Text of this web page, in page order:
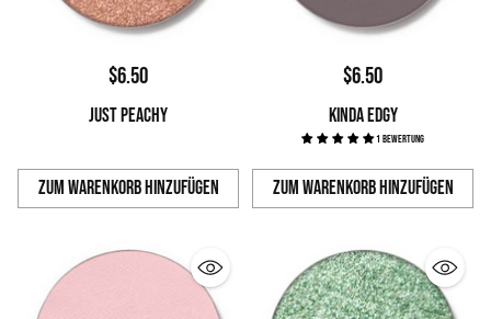
$6.50
JUST PEACHY
Zum Warenkorb hinzufügen
Anzahl
$6.50
KINDA EDGY
1 Bewertung
Zum Warenkorb hinzufügen
Anzahl